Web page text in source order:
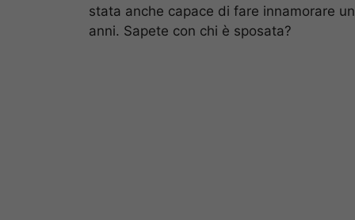
stata anche capace di fare innamorare
anni. Sapete con chi è sposata?